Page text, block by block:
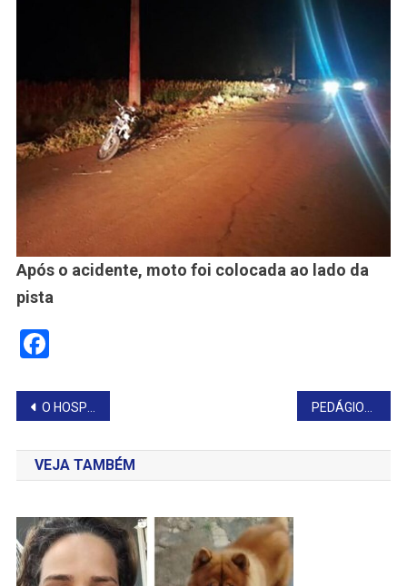
Após o acidente, moto foi colocada ao lado da
pista
Facebook
Navegação
de
Post
O HOSPITAL DAS DESPEDIDAS, ONDE OS PACIENTES VÃO PARA MORRER COM DIGNIDADE PEDÁGIOS NAS RODOVIAS DE SP FICARÃO MAIS CAROS
VEJA TAMBÉM